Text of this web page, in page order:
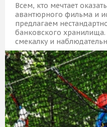
Всем, кто мечтает
авантюрного фильма и
предлагаем
банковского
смекалку и
5 839 Р